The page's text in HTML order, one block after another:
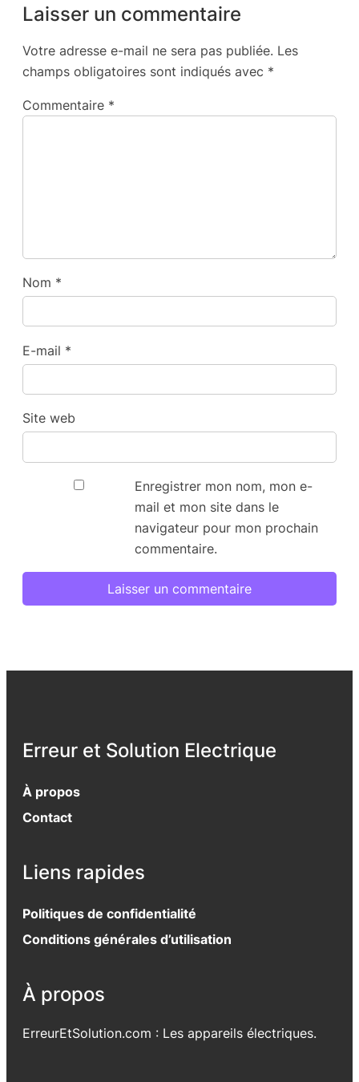
Laisser un commentaire
Votre adresse e-mail ne sera pas publiée. Les
champs obligatoires sont indiqués avec *
Commentaire *
Nom *
E-mail *
Site web
Enregistrer mon nom, mon e-
mail et mon site dans le
navigateur pour mon prochain
commentaire.
Erreur et Solution Electrique
À propos
Contact
Liens rapides
Politiques de confidentialité
Conditions générales d’utilisation
À propos
ErreurEtSolution.com : Les appareils électriques.